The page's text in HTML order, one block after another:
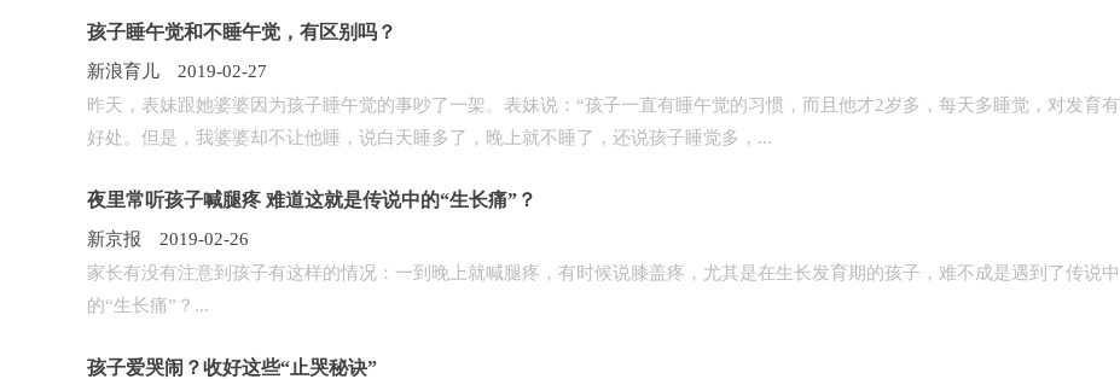
孩子睡午觉和不睡午觉，有区别吗？
新浪育儿 2019-02-27
昨天，表妹跟她婆婆因为孩子睡午觉的事吵了一架。表妹说：“孩子一直有睡午觉的习惯，而且他才2岁多，每天多睡觉，对发育有
好处。但是，我婆婆却不让他睡，说白天睡多了，晚上就不睡了，还说孩子睡觉多，...
夜里常听孩子喊腿疼 难道这就是传说中的“生长痛”？
新京报 2019-02-26
家长有没有注意到孩子有这样的情况：一到晚上就喊腿疼，有时候说膝盖疼，尤其是在生长发育期的孩子，难不成是遇到了传说中
的“生长痛”？...
孩子爱哭闹？收好这些“止哭秘诀”